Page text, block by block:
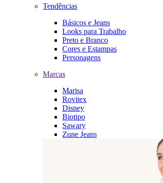
Tendências
Básicos e Jeans
Looks para Trabalho
Preto e Branco
Cores e Estampas
Personagens
Marcas
Marisa
Rovitex
Disney
Biotipo
Sawary
Zune Jeans